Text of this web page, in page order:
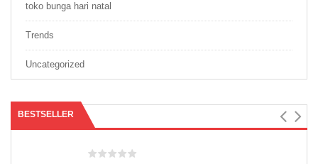
toko bunga hari natal
Trends
Uncategorized
BESTSELLER